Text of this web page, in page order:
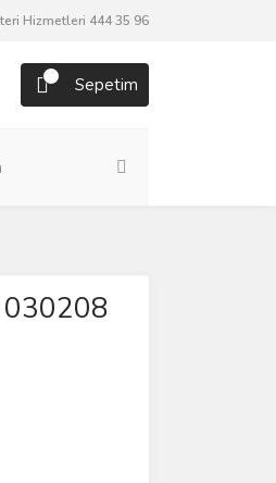
Hizmetleri 444 35 96
Sepetim